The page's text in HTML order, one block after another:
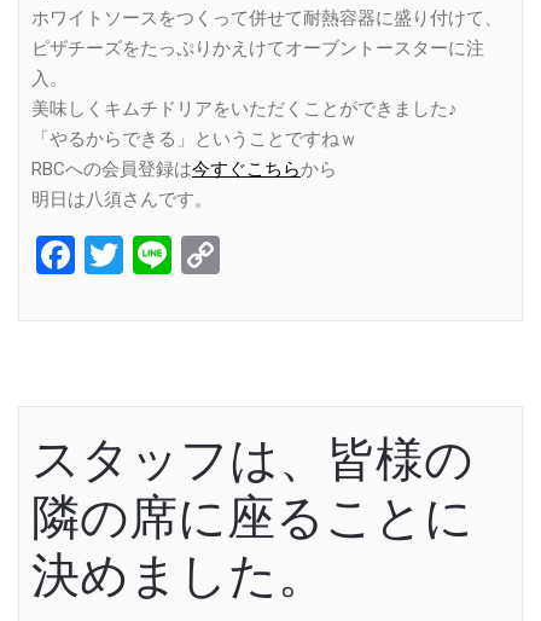
ホワイトソースをつくって併せて耐熱容器に盛り付けて、
ピザチーズをたっぷりかえけてオーブントースターに注
入。
美味しくキムチドリアをいただくことができました♪
「やるからできる」ということですねｗ
RBCへの会員登録は今すぐこちらから
明日は八須さんです。
Facebook
Twitter
Line
スタッフは、皆様の
隣の席に座ることに
決めました。